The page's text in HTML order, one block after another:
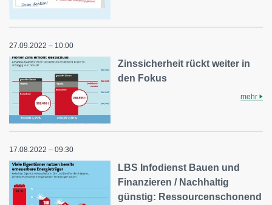
27.09.2022 – 10:00
Zinssicherheit rückt weiter in
den Fokus
mehr
17.08.2022 – 09:30
LBS Infodienst Bauen und
Finanzieren / Nachhaltig
günstig: Ressourcenschonend